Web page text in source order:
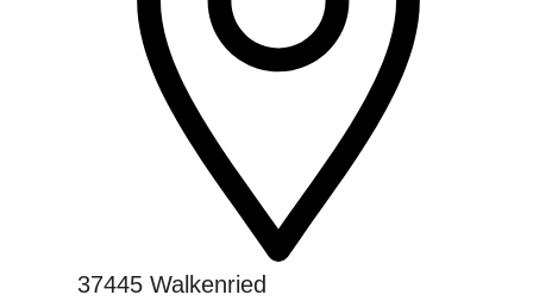
37445 Walkenried